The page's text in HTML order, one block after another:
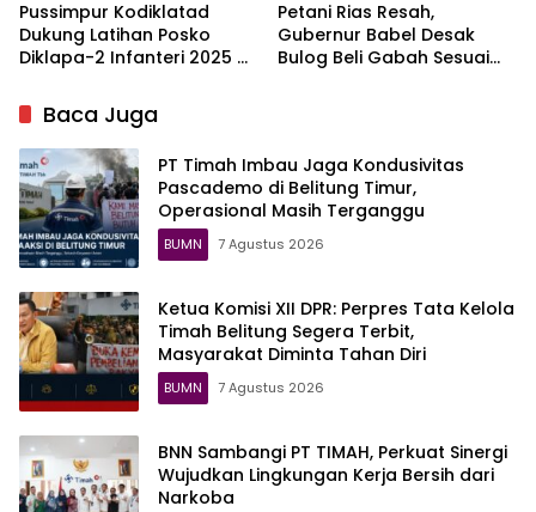
Pussimpur Kodiklatad
Dukung Latihan Posko
Diklapa-2 Infanteri 2025 di
Kemampuan Taktis dan
Komando
Petani Rias Resah,
Gubernur Babel Desak
Bulog Beli Gabah Sesuai
Baca Juga
PT Timah Imbau Jaga Kondusivitas
Pascademo di Belitung Timur,
Operasional Masih Terganggu
BUMN 7 Agustus 2026
Ketua Komisi XII DPR: Perpres Tata Kelola
Timah Belitung Segera Terbit,
Masyarakat Diminta Tahan Diri
BUMN 7 Agustus 2026
BNN Sambangi PT TIMAH, Perkuat Sinergi
Wujudkan Lingkungan Kerja Bersih dari
Narkoba